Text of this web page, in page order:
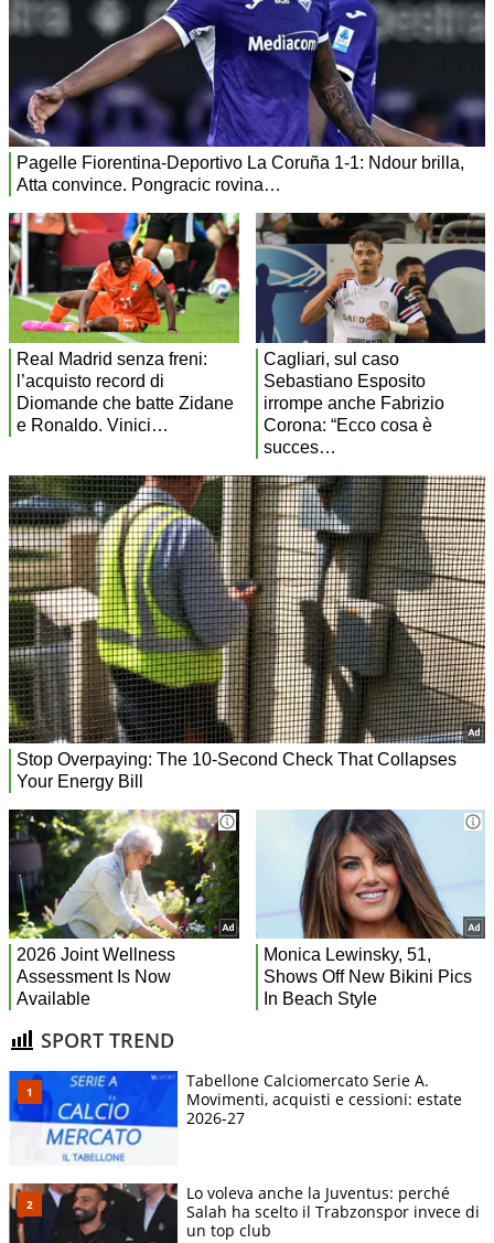
SPORT TREND
Tabellone Calciomercato Serie A.
Movimenti, acquisti e cessioni: estate
2026-27
Lo voleva anche la Juventus: perché
Salah ha scelto il Trabzonspor invece di
un top club